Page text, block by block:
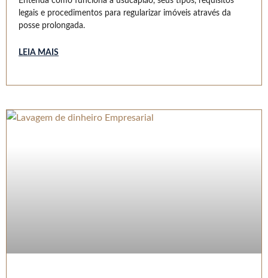
legais e procedimentos para regularizar imóveis através da
posse prolongada.
LEIA MAIS